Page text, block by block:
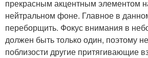
прекрасным акцентным элементом
нейтральном фоне. Главное в
переборщить. Фокус внимания в
должен быть только один, поэтому
поблизости другие притягивающие